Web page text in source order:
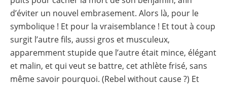
d’éviter un nouvel embrasement. Alors là, pour le
symbolique ! Et pour la vraisemblance ! Et tout à coup
surgit l’autre fils, aussi gros et musculeux,
apparemment stupide que l’autre était mince, élégant
et malin, et qui veut se battre, cet athlète frisé, sans
même savoir pourquoi. (Rebel without cause ?) Et